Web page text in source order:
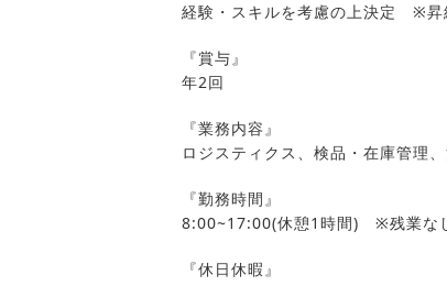
経験・スキルを考慮の上決定 ※昇
『賞与』
年2回
『業務内容』
ロジスティクス、検品・在庫管理
『勤務時間』
8:00~17:00(休憩1時間) ※残業な
『休日休暇』